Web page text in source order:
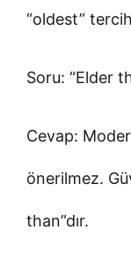
“oldest”
Soru: “Elder
Cevap:
önerilmez.
than”dır.